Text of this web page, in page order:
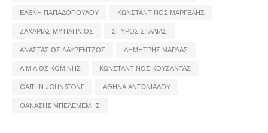
ΕΛΕΝΗ ΠΑΠΑΔΟΠΟΥΛΟΥ
ΚΩΝΣΤΑΝΤΙΝΟΣ ΜΑΡΓΕΛΗΣ
ΖΑΧΑΡΙΑΣ ΜΥΤΙΛΗΝΙΟΣ
ΣΠΥΡΟΣ ΣΤΑΛΙΑΣ
ΑΝΑΣΤΑΣΙΟΣ ΛΑΥΡΕΝΤΖΟΣ
ΔΗΜΗΤΡΗΣ ΜΑΡΔΑΣ
ΑΙΜΙΛΙΟΣ ΚΟΜΙΝΗΣ
ΚΩΝΣΤΑΝΤΙΝΟΣ ΚΟΥΣΑΝΤΑΣ
CAITLIN JOHNSTONE
ΑΘΗΝΑ ΑΝΤΩΝΙΑΔΟΥ
ΘΑΝΑΣΗΣ ΜΠΕΛΕΜΕΜΗΣ